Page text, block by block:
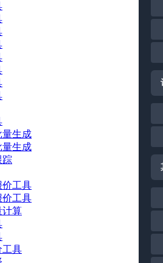
量生成
量生成
踪
价工具
价工具
计算
工具